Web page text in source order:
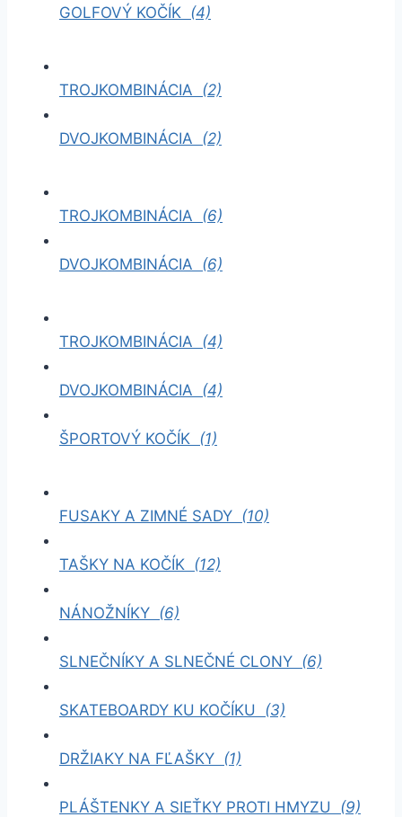
GOLFOVÝ KOČÍK (4)
TROJKOMBINÁCIA (2)
DVOJKOMBINÁCIA (2)
TROJKOMBINÁCIA (6)
DVOJKOMBINÁCIA (6)
TROJKOMBINÁCIA (4)
DVOJKOMBINÁCIA (4)
ŠPORTOVÝ KOČÍK (1)
FUSAKY A ZIMNÉ SADY (10)
TAŠKY NA KOČÍK (12)
NÁNOŽNÍKY (6)
SLNEČNÍKY A SLNEČNÉ CLONY (6)
SKATEBOARDY KU KOČÍKU (3)
DRŽIAKY NA FĽAŠKY (1)
PLÁŠTENKY A SIEŤKY PROTI HMYZU (9)